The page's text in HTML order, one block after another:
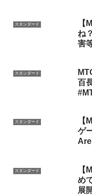
スタンダード
【
ね
害
スタンダード
百
スタンダード
【
ゲ
スタンダード
【
め
展